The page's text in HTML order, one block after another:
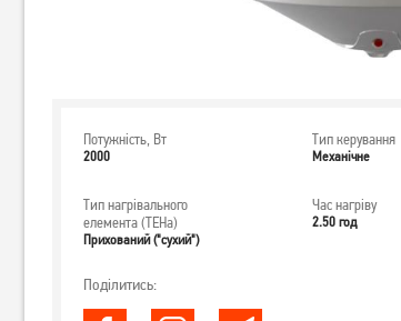
Потужність, Вт
2000
Тип керування
Механічне
Тип нагрівального
елемента (ТЕНа)
Прихований ("сухий")
Час нагріву
2.50 год
Поділитись: